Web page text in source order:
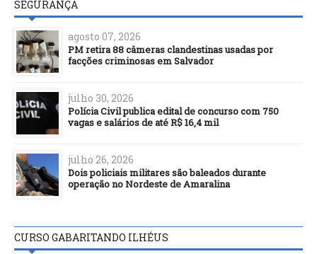
SEGURANÇA
agosto 07, 2026
PM retira 88 câmeras clandestinas usadas por
facções criminosas em Salvador
julho 30, 2026
Polícia Civil publica edital de concurso com 750
vagas e salários de até R$ 16,4 mil
julho 26, 2026
Dois policiais militares são baleados durante
operação no Nordeste de Amaralina
CURSO GABARITANDO ILHÉUS